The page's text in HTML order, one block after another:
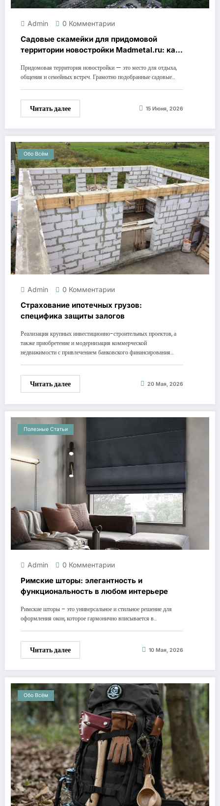
Admin 0 Комментарии
Садовые скамейки для придомовой
территории новостройки Madmetal.ru: как
Придомовая территория новостройки — это место для отдыха,
общения и семейных встреч. Грамотно подобранные садовые…
Читать далее 15 Июня, 2026
Обо Всём
Admin 0 Комментарии
Страхование ипотечных грузов:
специфика защиты залогов
Реализация крупных инвестиционно-строительных проектов, а
также приобретение и модернизация коммерческой
недвижимости с привлечением банковского финансирования…
Читать далее 20 Мая, 2026
Полезные Статьи
Admin 0 Комментарии
Римские шторы: элегантность и
функциональность в любом интерьере
Римские шторы – это универсальное и стильное решение для
оформления окон, которое гармонично вписывается в…
Читать далее 10 Мая, 2026
Обо Всём